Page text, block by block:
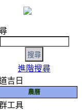
如有任何寶貴意見，
參香預告
進階搜尋
吉日
農曆
工具